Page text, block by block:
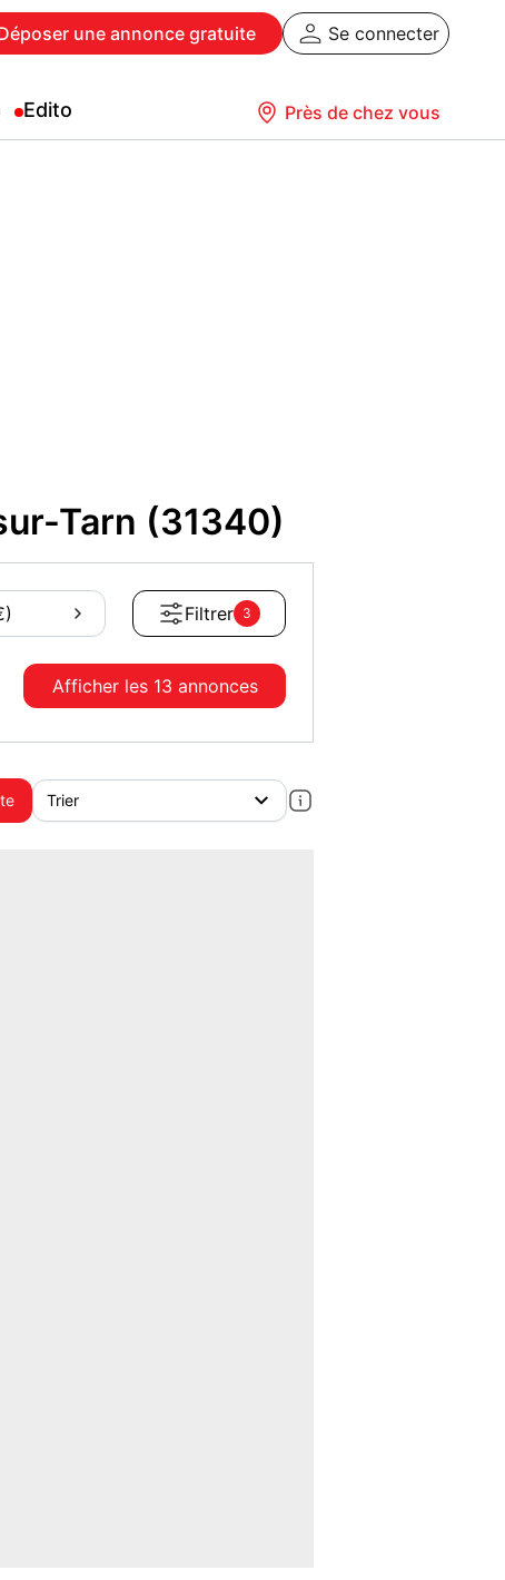
une annonce gratuite Se connecter
Edito Près de chez vous
Tarn (31340)
Filtrer 3
Afficher les 13 annonces